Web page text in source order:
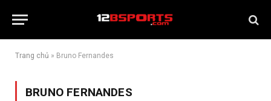
Trang chủ » Bruno Fernandes
BRUNO FERNANDES